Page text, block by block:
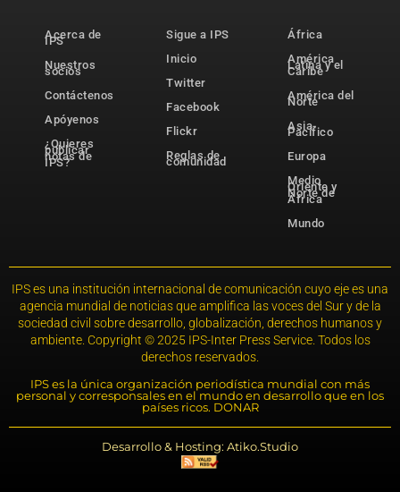
Acerca de
IPS
Nuestros
socios
Contáctenos
Apóyenos
¿Quieres
publicar
notas de
IPS?
Sigue a IPS
Inicio
Twitter
Facebook
Flickr
Reglas de
comunidad
África
América
Latina y el
Caribe
América del
Norte
Asia-
Pacífico
Europa
Medio
Oriente y
Norte de
África
Mundo
IPS es una institución internacional de comunicación cuyo eje es una
agencia mundial de noticias que amplifica las voces del Sur y de la
sociedad civil sobre desarrollo, globalización, derechos humanos y
ambiente. Copyright © 2025 IPS-Inter Press Service. Todos los
derechos reservados.
IPS es la única organización periodística mundial con más
personal y corresponsales en el mundo en desarrollo que en los
países ricos. DONAR
Desarrollo & Hosting: Atiko.Studio